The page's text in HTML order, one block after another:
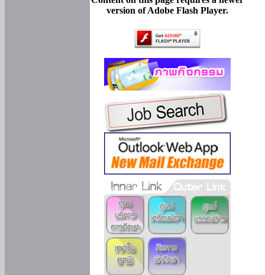
version of Adobe Flash Player.